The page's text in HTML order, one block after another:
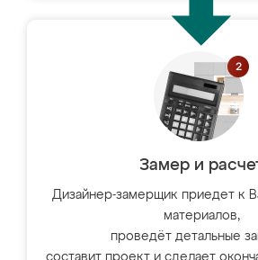
Замер и
Дизайнер-замерщик приедет к
материалов,
проведёт детальные
составит проект и сделает